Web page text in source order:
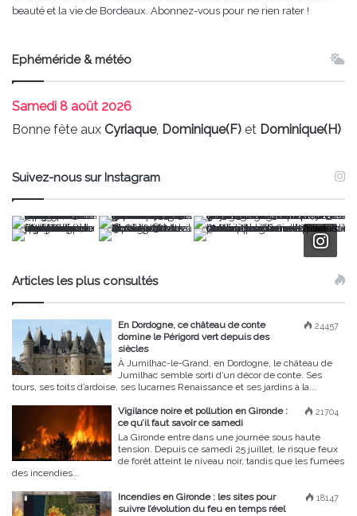
beauté et la vie de Bordeaux. Abonnez-vous pour ne rien rater !
Ephéméride & météo
Samedi 8 août 2026
Bonne fête aux Cyriaque, Dominique(F) et Dominique(H)
Suivez-nous sur Instagram
Articles les plus consultés
24457
En Dordogne, ce château de conte
domine le Périgord vert depuis des
siècles
À Jumilhac-le-Grand, en Dordogne, le château de
Jumilhac semble sorti d’un décor de conte. Ses
tours, ses toits d’ardoise, ses lucarnes Renaissance et ses jardins à la...
21704
Vigilance noire et pollution en Gironde :
ce qu’il faut savoir ce samedi
La Gironde entre dans une journée sous haute
tension. Depuis ce samedi 25 juillet, le risque feux
de forêt atteint le niveau noir, tandis que les fumées
des incendies...
18147
Incendies en Gironde : les sites pour
suivre l’évolution du feu en temps réel